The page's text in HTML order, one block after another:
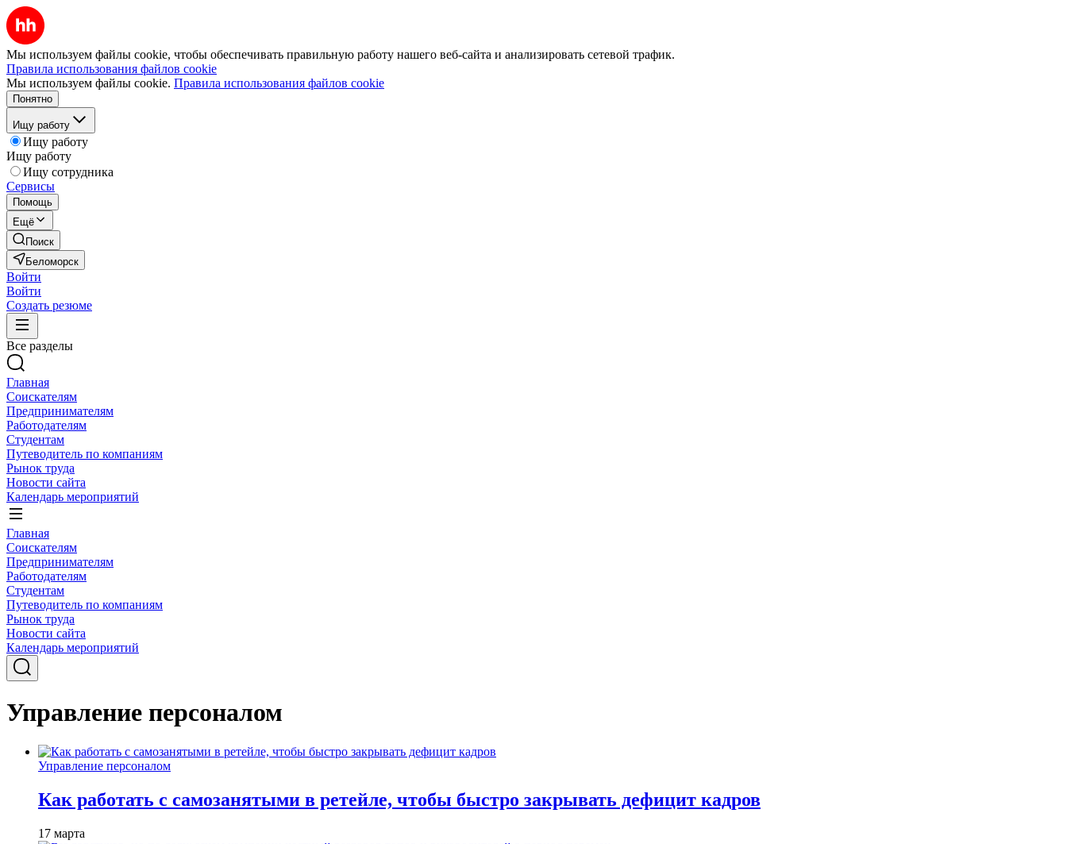
Мы используем файлы cookie, чтобы обеспечивать правильную работу нашего веб-сайта и анализировать сетевой трафик.
Правила использования файлов cookie
Мы используем файлы cookie. Правила использования файлов cookie
Понятно
Ищу работу
Ищу работу
Ищу работу
Ищу сотрудника
Сервисы
Помощь
Ещё
Поиск
Беломорск
Войти
Войти
Создать резюме
Все разделы
Главная
Соискателям
Предпринимателям
Работодателям
Студентам
Путеводитель по компаниям
Рынок труда
Новости сайта
Календарь мероприятий
Главная
Соискателям
Предпринимателям
Работодателям
Студентам
Путеводитель по компаниям
Рынок труда
Новости сайта
Календарь мероприятий
Управление персоналом
Управление персоналом
Как работать с самозанятыми в ретейле, чтобы быстро закрывать дефицит кадров
17 марта